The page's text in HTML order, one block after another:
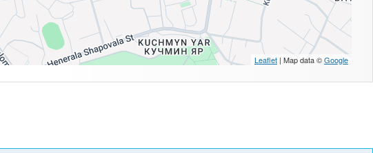
Leaflet | Map data ©Google